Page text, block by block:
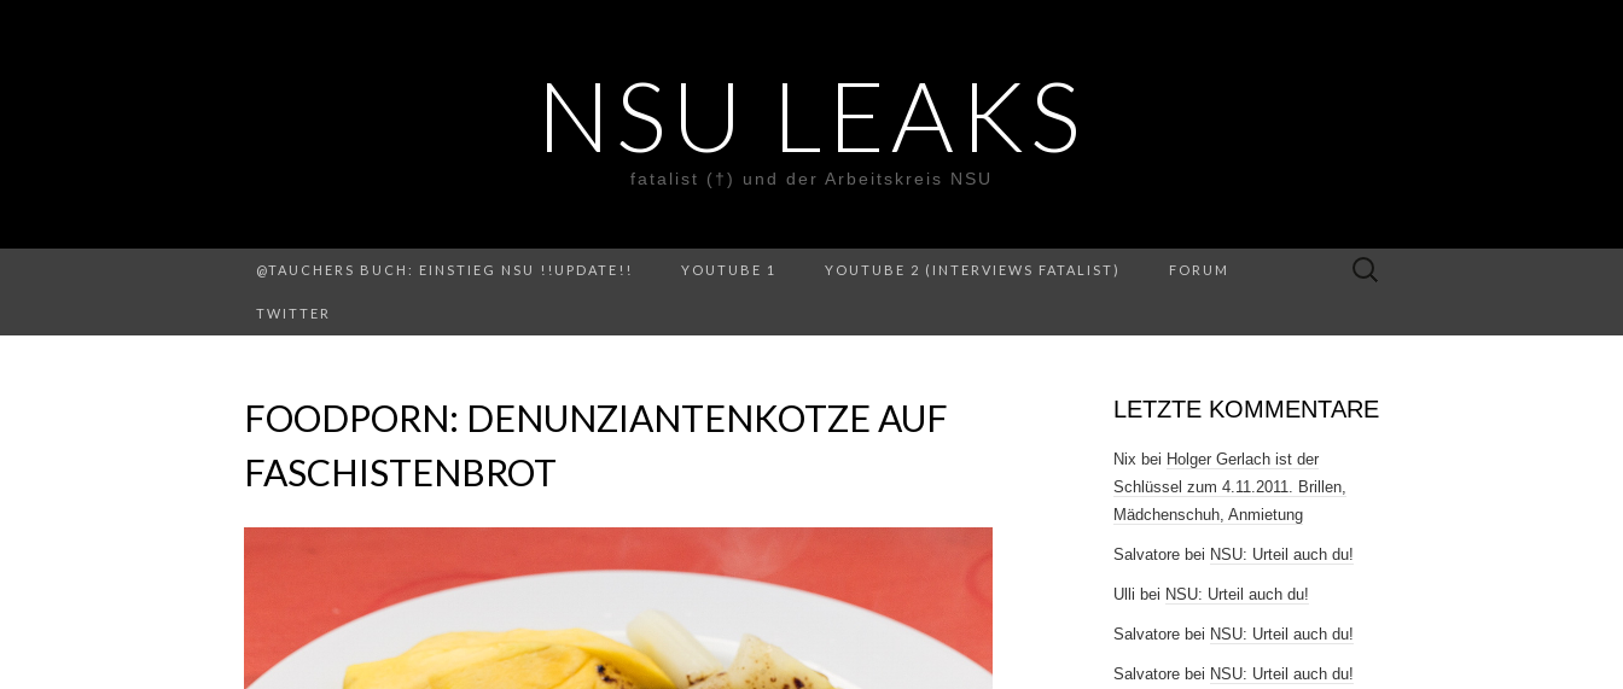
NSU LEAKS
fatalist (†) und der Arbeitskreis NSU
@TAUCHERS BUCH: EINSTIEG NSU !!UPDATE!! YOUTUBE 1 YOUTUBE 2 (INTERVIEWS FATALIST) FORUM
TWITTER
Suche
FOODPORN: DENUNZIANTENKOTZE AUF
FASCHISTENBROT
LETZTE KOMMENTARE
Nix bei Holger Gerlach ist der
Schlüssel zum 4.11.2011. Brillen,
Mädchenschuh, Anmietung
Salvatore bei NSU: Urteil auch du!
Ulli bei NSU: Urteil auch du!
Salvatore bei NSU: Urteil auch du!
Salvatore bei NSU: Urteil auch du!